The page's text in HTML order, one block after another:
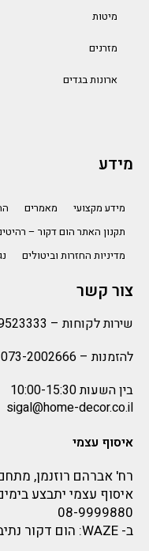
מיטות
מזרנים
ארונות בגדים
מידע
מידע מקצועי מאמרים
תקנון האתר הום דקור –
מדיניות החזרות וביטולים
צור קשר
שירות לקוחות –
להזמנות – 073-2002666
בין השעות 10:00-15:30
sigal@home-decor.co.il
איסוף עצמי
רח' אברהם רוזנמן,
איסוף עצמי יתבצע
08-9999880
ב- WAZE: הום דקור